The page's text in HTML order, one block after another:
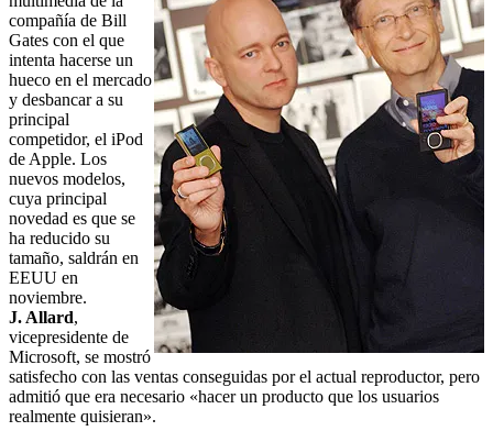
compañía de Bill
Gates con el que
intenta hacerse un
hueco en el mercado
y desbancar a su
principal
competidor, el iPod
de Apple. Los
nuevos modelos,
cuya principal
novedad es que se
ha reducido su
tamaño, saldrán en
EEUU en
noviembre.
J. Allard,
vicepresidente de
Microsoft, se mostró
satisfecho con las ventas conseguidas por el actual reproductor, pero
admitió que era necesario «hacer un producto que los usuarios
realmente quisieran».